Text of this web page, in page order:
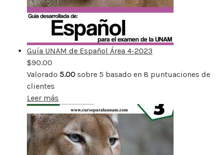
Guía UNAM de Español Área 4-2023
$90.00
Valorado 5.00 sobre 5 basado en 8 puntuaciones de
clientes
Leer más